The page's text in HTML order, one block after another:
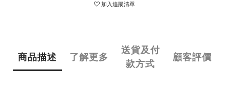
加入追蹤清單
商品描述 了解更多
送貨及付
款方式
顧客評價